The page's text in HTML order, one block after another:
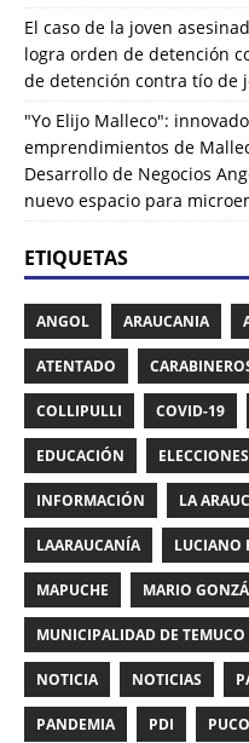
El caso de la joven
logra orden de detención
de detención contra tío de
"Yo Elijo Malleco":
emprendimientos de
Desarrollo de Negocios
nuevo espacio para
ETIQUETAS
ANGOL ARAUCANIA
ATENTADO
COLLIPULLI COVID-19
EDUCACIÓN
INFORMACIÓN LA
LAARAUCANÍA LUCIANO
MAPUCHE MARIO
MUNICIPALIDAD DE TEMUCO
NOTICIA NOTICIAS
PANDEMIA PDI